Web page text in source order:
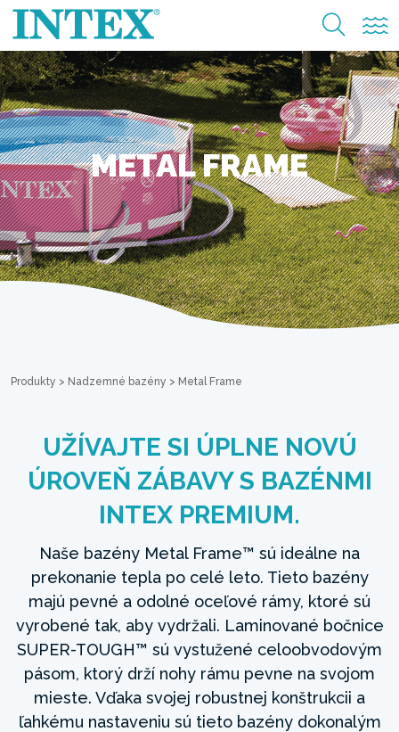
METAL FRAME
Produkty > Nadzemné bazény > Metal Frame
UŽÍVAJTE SI ÚPLNE NOVÚ
ÚROVEŇ ZÁBAVY S BAZÉNMI
INTEX PREMIUM.
Naše bazény Metal Frame™ sú ideálne na
prekonanie tepla po celé leto. Tieto bazény
majú pevné a odolné oceľové rámy, ktoré sú
vyrobené tak, aby vydržali. Laminované bočnice
SUPER-TOUGH™ sú vystužené celoobvodovým
pásom, ktorý drží nohy rámu pevne na svojom
mieste. Vďaka svojej robustnej konštrukcii a
ľahkému nastaveniu sú tieto bazény dokonalým